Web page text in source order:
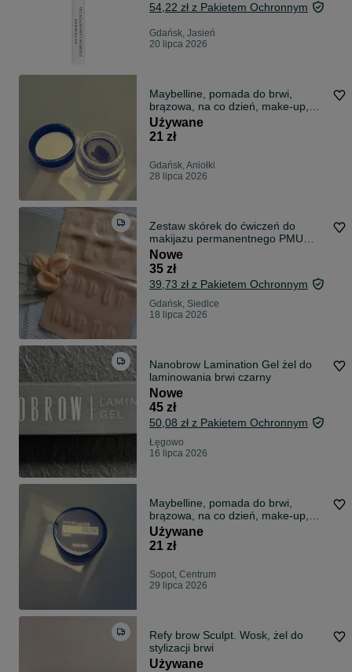
54,22 zł z Pakietem Ochronnym
Gdańsk, Jasień
20 lipca 2026
Maybelline, pomada do brwi,
brązowa, na co dzień, make-up,
makijaż ;)
Używane
21 zł
Gdańsk, Aniołki
28 lipca 2026
Zestaw skórek do ćwiczeń do
makijazu permanentnego PMU
NOWY!
Nowe
35 zł
39,73 zł z Pakietem Ochronnym
Gdańsk, Siedlce
18 lipca 2026
Nanobrow Lamination Gel żel do
laminowania brwi czarny
Nowe
45 zł
50,08 zł z Pakietem Ochronnym
Łęgowo
16 lipca 2026
Maybelline, pomada do brwi,
brązowa, na co dzień, make-up,
makijaż ;)
Używane
21 zł
Sopot, Centrum
29 lipca 2026
Refy brow Sculpt. Wosk, żel do
stylizacji brwi
Używane